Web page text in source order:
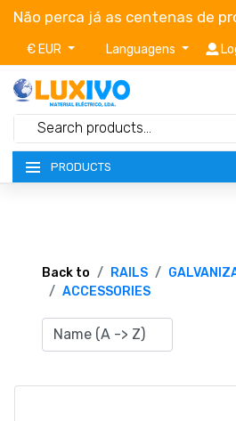
Não perca já as centenas de
€ EUR Languagens
PRODUCTS
TERMS OF SERVICE
Back to RAILS
ACCESSORIES